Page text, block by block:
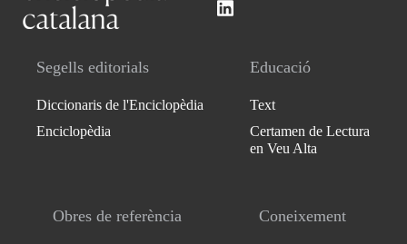
Segells editorials
Diccionaris de l'Enciclopèdia
Enciclopèdia
Educació
Text
Certamen de Lectura
en Veu Alta
Obres de referència Coneixement